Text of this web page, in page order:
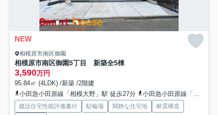
NEW
相模原市南区御園
相模原市南区御園5丁目 新築全5棟
3,590万円
95.84㎡ (4LDK) /新築 /2階建
小田急小田原線「相模大野」駅 徒歩27分
小田急小田原線「小田急相模原」駅 徒歩28分
建設住宅性能評価書付 駐輪場 閑静な住宅地
耐震構造